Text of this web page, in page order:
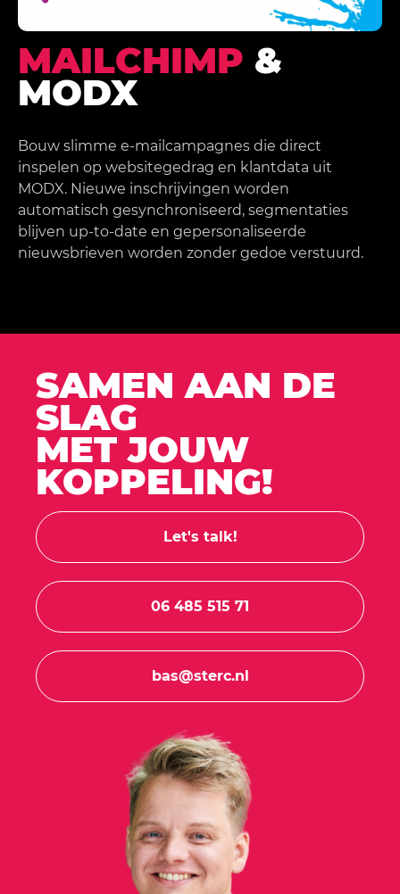
MAILCHIMP &
MODX
Bouw slimme e-mailcampagnes die direct
inspelen op websitegedrag en klantdata uit
MODX. Nieuwe inschrijvingen worden
automatisch gesynchroniseerd, segmentaties
blijven up-to-date en gepersonaliseerde
nieuwsbrieven worden zonder gedoe verstuurd.
SAMEN AAN DE
SLAG
MET JOUW
KOPPELING!
Let's talk!
06 485 515 71
bas@sterc.nl